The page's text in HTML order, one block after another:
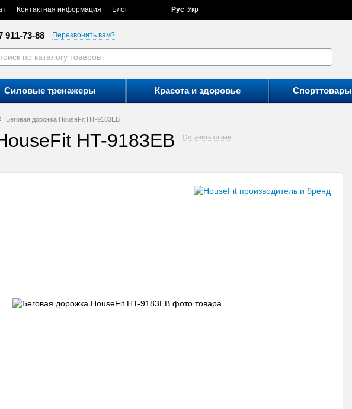
Контактная информация Блог Рус Укр
911-73-88 Перезвонить вам?
Силовые тренажеры Красота и здоровье Спорттовары
Беговая дорожка HouseFit HT-9183EB
HT-9183EB Оставить отзыв